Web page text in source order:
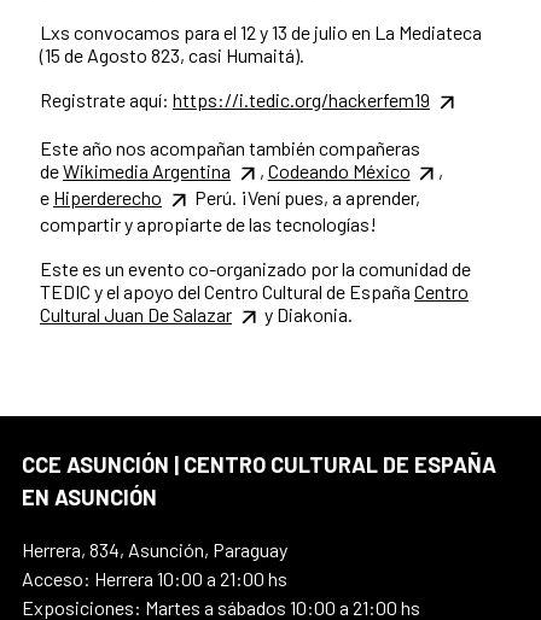
Lxs convocamos para el 12 y 13 de julio en La Mediateca
(15 de Agosto 823, casi Humaitá).
Registrate aquí: https://i.tedic.org/hackerfem19
Este año nos acompañan también compañeras
deWikimedia Argentina , Codeando México
,
e Hiperderecho
Perú. ¡Vení pues, a aprender,
compartir y apropiarte de las tecnologías!
Este es un evento co-organizado por la comunidad de
TEDIC y el apoyo del Centro Cultural de España Centro
Cultural Juan De Salazar
y Diakonia.
CCE ASUNCIÓN | CENTRO CULTURAL DE ESPAÑA
EN ASUNCIÓN
Herrera, 834, Asunción, Paraguay
Acceso: Herrera 10:00 a 21:00 hs
Exposiciones: Martes a sábados 10:00 a 21:00 hs